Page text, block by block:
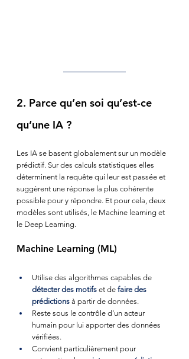
2. Parce qu’en soi qu’est-ce
qu’une IA ?
Les IA se basent globalement sur un modèle
prédictif. Sur des calculs statistiques elles
déterminent la requête qui leur est passée et
suggèrent une réponse la plus cohérente
possible pour y répondre. Et pour cela, deux
modèles sont utilisés, le Machine learning et
le Deep Learning.
Machine Learning (ML)
Utilise des algorithmes capables de
détecter des motifs et de faire des
prédictions à partir de données.
Reste sous le contrôle d’un acteur
humain pour lui apporter des données
vérifiées.
Convient particulièrement pour